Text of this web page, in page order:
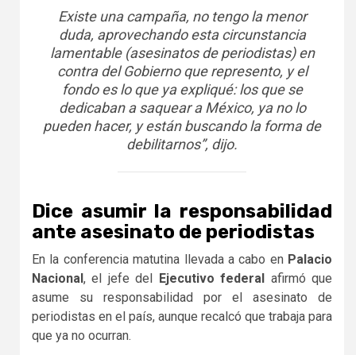
Existe una campaña, no tengo la menor
duda, aprovechando esta circunstancia
lamentable (asesinatos de periodistas) en
contra del Gobierno que represento, y el
fondo es lo que ya expliqué: los que se
dedicaban a saquear a México, ya no lo
pueden hacer, y están buscando la forma de
debilitarnos”, dijo.
Dice asumir la responsabilidad
ante asesinato de periodistas
En la conferencia matutina llevada a cabo en Palacio
Nacional , el jefe del Ejecutivo federal
afirmó que
asume su responsabilidad por el asesinato de
periodistas en el país, aunque recalcó que trabaja para
que ya no ocurran.